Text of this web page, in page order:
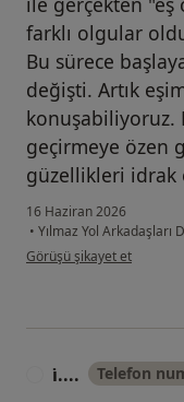
farklı olgular
Bu sürece
değişti. Artık
konuşabiliyoruz.
geçirmeye özen
güzellikleri idrak
16 Haziran 2026
• Yılmaz Yol Arkadaşları
kullanıcının görüşüne göre
Görüşü şikayet et
i̇.... Telefon